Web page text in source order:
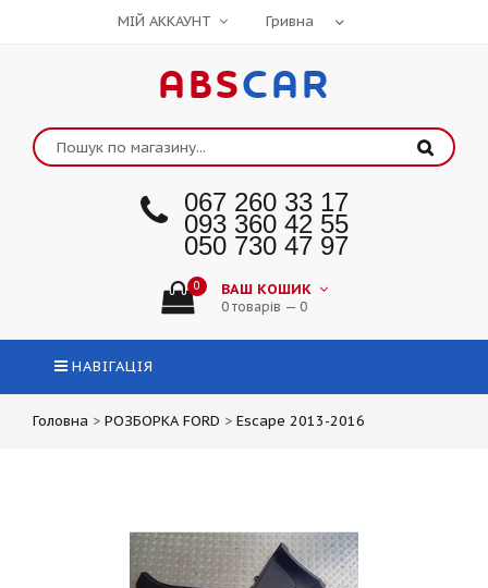
МІЙ АККАУНТ
ABSCAR
067 260 33 17
093 360 42 55
050 730 47 97
0 ВАШ КОШИК
0 товарів — 0
НАВІГАЦІЯ
Головна > РОЗБОРКА FORD > Escape 2013-2016